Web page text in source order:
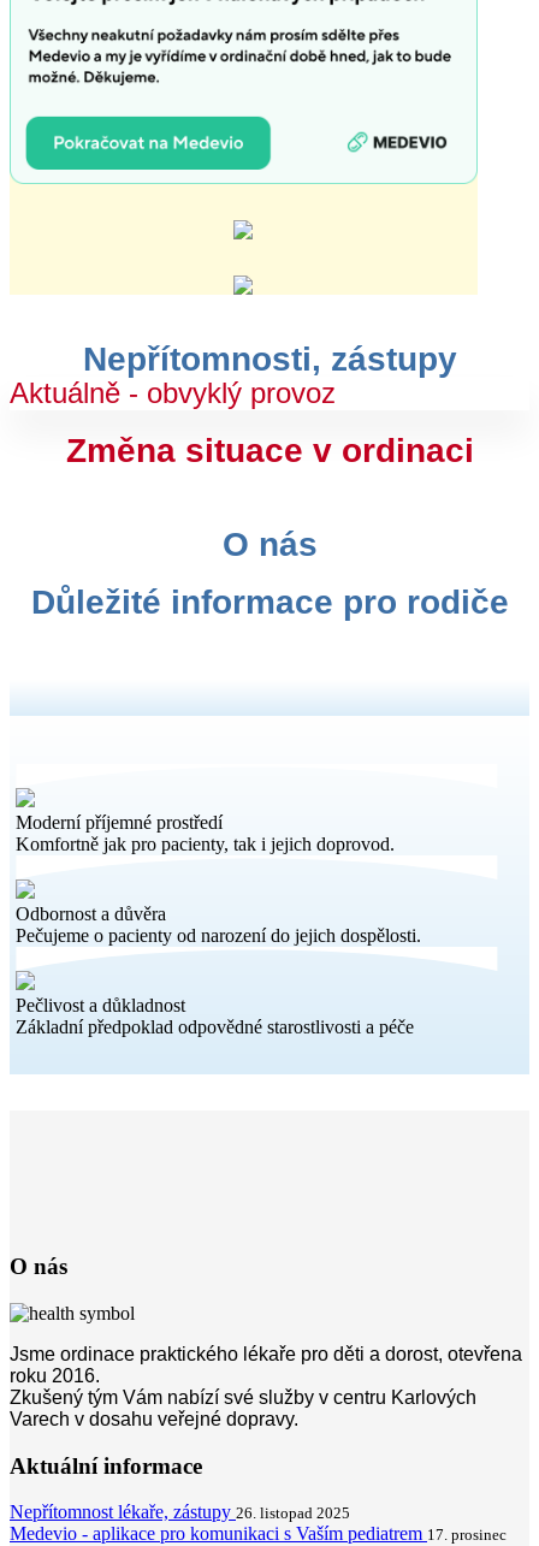
Nepřítomnosti, zástupy
Aktuálně - obvyklý provoz
Změna situace v ordinaci
O nás
Důležité informace pro rodiče
Moderní příjemné prostředí
Komfortně jak pro pacienty, tak i jejich doprovod.
Odbornost a důvěra
Pečujeme o pacienty od narození do jejich dospělosti.
Pečlivost a důkladnost
Základní předpoklad odpovědné starostlivosti a péče
O nás
Jsme ordinace praktického lékaře pro děti a dorost, otevřena
roku 2016.
Zkušený tým Vám nabízí své služby v centru Karlových
Varech v dosahu veřejné dopravy.
Aktuální informace
Nepřítomnost lékaře, zástupy 26. listopad 2025
Medevio - aplikace pro komunikaci s Vaším pediatrem 17. prosinec